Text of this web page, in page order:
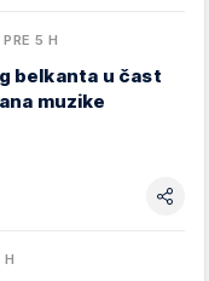
PRE 5 H
belkanta u čast
muzike
H